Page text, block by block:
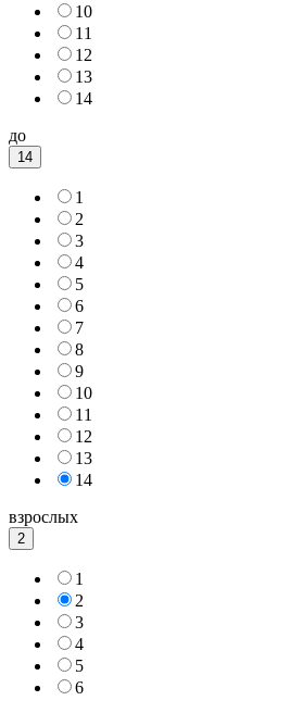
10
11
12
13
14
до
14
1
2
3
4
5
6
7
8
9
10
11
12
13
14
взрослых
2
1
2
3
4
5
6